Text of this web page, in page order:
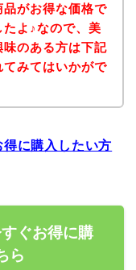
品がお得な価格で
よ♪なので、美
味のある方は下記
みてはいかがで
に購入したい方
ぐお得に購
ら